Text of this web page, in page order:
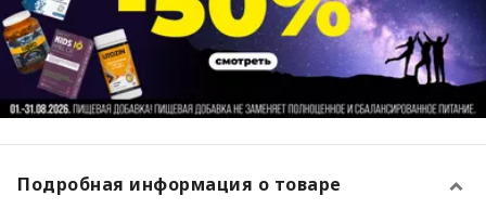
Подробная информация о товаре